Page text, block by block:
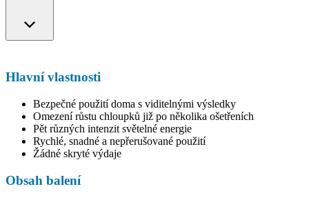
Hlavní vlastnosti
Bezpečné použití doma s viditelnými výsledky
Omezení růstu chloupků již po několika ošetřeních
Pět různých intenzit světelné energie
Rychlé, snadné a nepřerušované použití
Žádné skryté výdaje
Obsah balení